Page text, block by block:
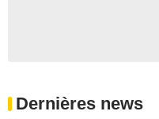
Dernières news